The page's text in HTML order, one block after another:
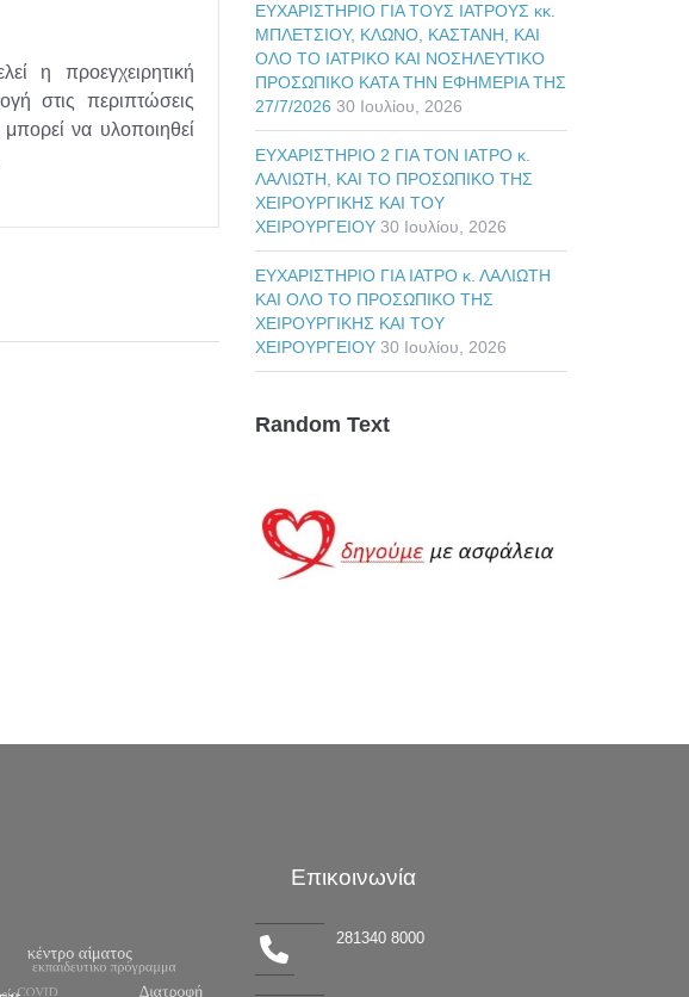
η προεγχειρητική
στις περιπτώσεις
να υλοποιηθεί
ΕΥΧΑΡΙΣΤΗΡΙΟ ΓΙΑ ΤΟΥΣ ΙΑΤΡΟΥΣ κκ.
ΜΠΛΕΤΣΙΟΥ, ΚΛΩΝΟ, ΚΑΣΤΑΝΗ, ΚΑΙ
ΟΛΟ ΤΟ ΙΑΤΡΙΚΟ ΚΑΙ ΝΟΣΗΛΕΥΤΙΚΟ
ΠΡΟΣΩΠΙΚΟ ΚΑΤΑ ΤΗΝ ΕΦΗΜΕΡΙΑ ΤΗΣ
27/7/2026 30 Ιουλίου, 2026
ΕΥΧΑΡΙΣΤΗΡΙΟ 2 ΓΙΑ ΤΟΝ ΙΑΤΡΟ κ.
ΛΑΛΙΩΤΗ, ΚΑΙ ΤΟ ΠΡΟΣΩΠΙΚΟ ΤΗΣ
ΧΕΙΡΟΥΡΓΙΚΗΣ ΚΑΙ ΤΟΥ
ΧΕΙΡΟΥΡΓΕΙΟΥ 30 Ιουλίου, 2026
ΕΥΧΑΡΙΣΤΗΡΙΟ ΓΙΑ ΙΑΤΡΟ κ. ΛΑΛΙΩΤΗ
ΚΑΙ ΟΛΟ ΤΟ ΠΡΟΣΩΠΙΚΟ ΤΗΣ
ΧΕΙΡΟΥΡΓΙΚΗΣ ΚΑΙ ΤΟΥ
ΧΕΙΡΟΥΡΓΕΙΟΥ 30 Ιουλίου, 2026
Random Text
Επικοινωνία
281340 8000